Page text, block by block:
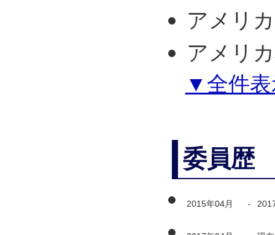
アメリ
アメリ
▼全件表
委員歴
2015年04月 -